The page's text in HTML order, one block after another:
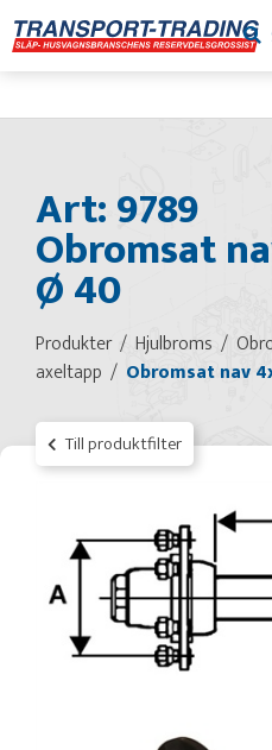
Art: 9789
Obromsat
Ø 40
Produkter Hjulbroms
axeltapp
Obromsat nav
Till produktfilter